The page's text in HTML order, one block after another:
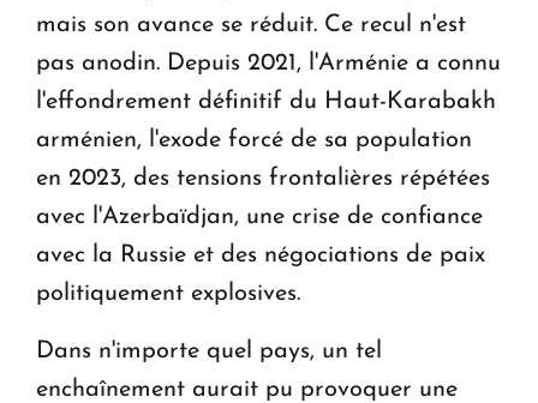
mais son avance se réduit. Ce recul n'est
pas anodin. Depuis 2021, l'Arménie a connu
l'effondrement définitif du Haut-Karabakh
arménien, l'exode forcé de sa population
en 2023, des tensions frontalières répétées
avec l'Azerbaïdjan, une crise de confiance
avec la Russie et des négociations de paix
politiquement explosives.
Dans n'importe quel pays, un tel
enchaînement aurait pu provoquer une